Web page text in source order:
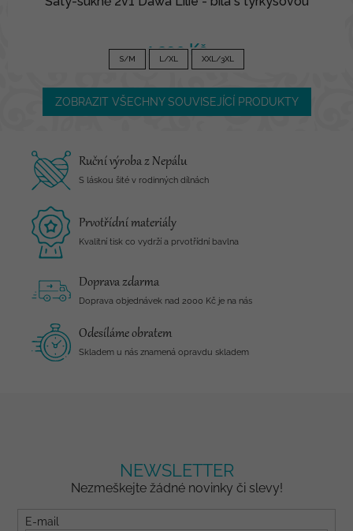
1 290 Kč
S/M L/XL XXL/3XL
ZOBRAZIT VŠECHNY SOUVISEJÍCÍ PRODUKTY
Ruční výroba z Nepálu
S láskou šité v rodinných dílnách
Prvotřídní materiály
Kvalitní tisk co vydrží a prvotřídní bavlna
Doprava zdarma
Doprava objednávek nad 2000 Kč je na nás
Odesíláme obratem
Skladem u nás znamená opravdu skladem
NEWSLETTER
Nezmeškejte žádné novinky či slevy!
E-mail